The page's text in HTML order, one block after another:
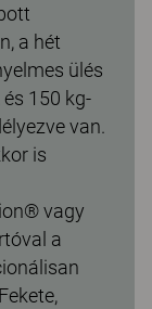
a hét
ülés
150 kg-
van.
is
vagy
a